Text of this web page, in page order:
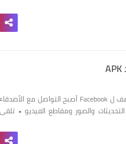
تحميل تطبيق Facebook للأيفون والأندرويد APK هذا الوصف ل Facebook أصبح التواصل مع الأصدقاء
والصور ومقاطع الفيديو • تلقى